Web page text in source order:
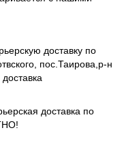
доставку по
пос.Таирова,р-н
доставка по